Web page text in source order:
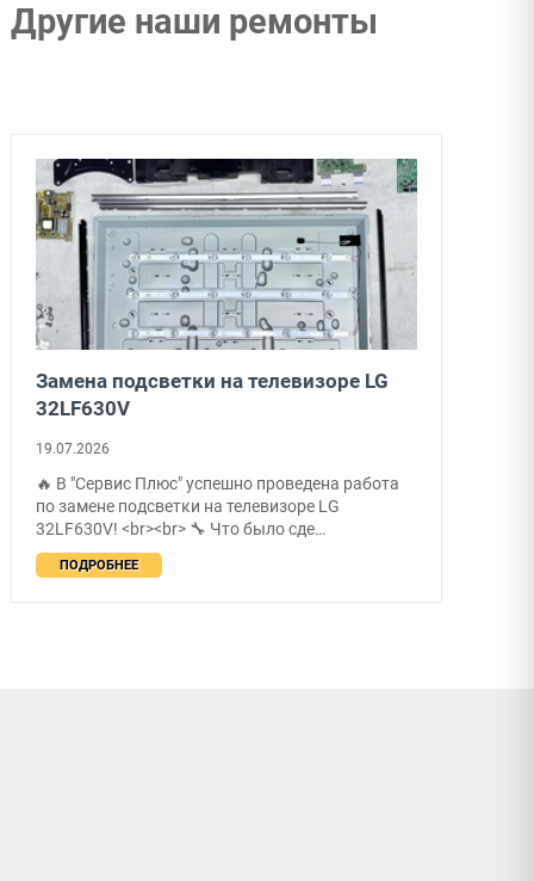
Другие наши ремонты
Замена подсветки на телевизоре LG
32LF630V
19.07.2026
🔥 В "Сервис Плюс" успешно проведена работа
по замене подсветки на телевизоре LG
32LF630V! <br><br> 🔧 Что было сде…
ПОДРОБНЕЕ